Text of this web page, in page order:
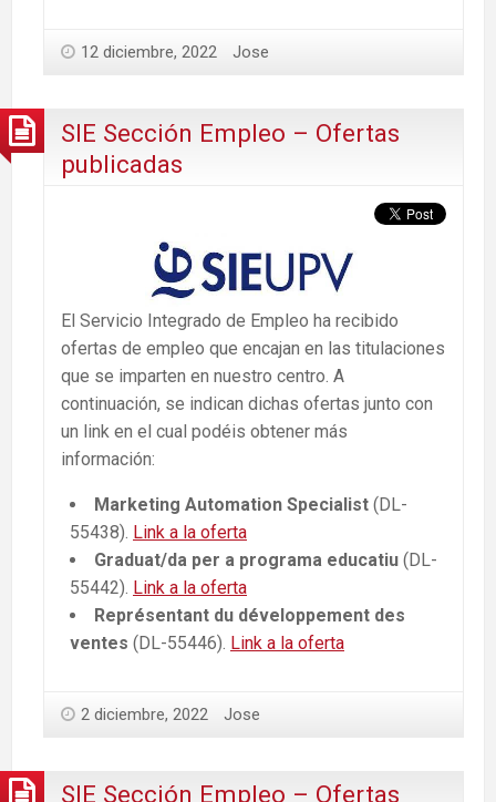
12 diciembre, 2022 Jose
SIE Sección Empleo – Ofertas
publicadas
El Servicio Integrado de Empleo ha recibido
ofertas de empleo que encajan en las titulaciones
que se imparten en nuestro centro. A
continuación, se indican dichas ofertas junto con
un link en el cual podéis obtener más
información:
Marketing Automation Specialist (DL-
55438). Link a la oferta
Graduat/da per a programa educatiu (DL-
55442). Link a la oferta
Représentant du développement des
ventes (DL-55446). Link a la oferta
2 diciembre, 2022 Jose
SIE Sección Empleo – Ofertas